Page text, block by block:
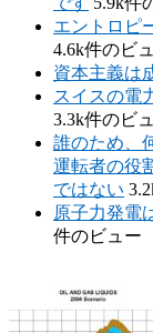
エントロピ
4.6k件のビ
資本主義は
スイスの電
3.3k件のビ
誰のため、
運転者の役
ではない
原子力発電
件のビュー